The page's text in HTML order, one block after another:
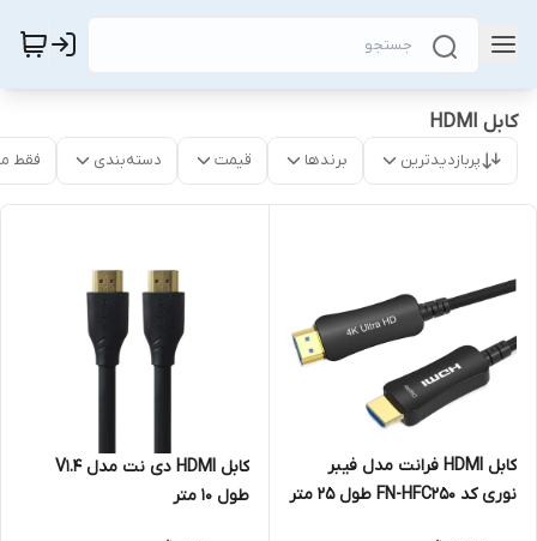
کابل HDMI
پربازدیدترین برندها قیمت دسته‌بندی فقط
کابل HDMI فرانت مدل فیبر
نوری کد FN-HFC250 طول 25 متر
کابل HDMI دی نت مدل V1.4
طول 10 متر